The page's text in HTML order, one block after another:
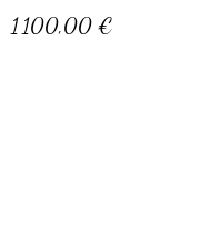
1 100,00 €Prix